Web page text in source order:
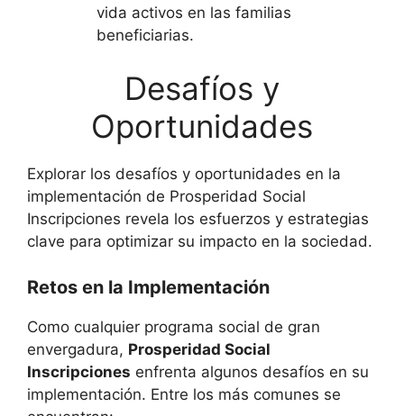
vida activos en las familias
beneficiarias.
Desafíos y
Oportunidades
Explorar los desafíos y oportunidades en la
implementación de Prosperidad Social
Inscripciones revela los esfuerzos y estrategias
clave para optimizar su impacto en la sociedad.
Retos en la Implementación
Como cualquier programa social de gran
envergadura, Prosperidad Social
Inscripciones enfrenta algunos desafíos en su
implementación. Entre los más comunes se